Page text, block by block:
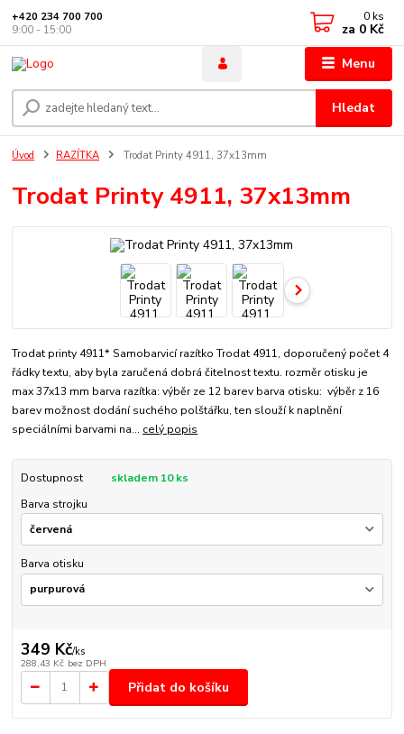
Menu
Hledat
+420 234 700 700
9:00 - 15:00
0 ks
za 0 Kč
Úvod RAZÍTKA Trodat Printy 4911, 37x13mm
Trodat Printy 4911, 37x13mm
Trodat printy 4911* Samobarvicí razítko Trodat 4911, doporučený počet 4
řádky textu, aby byla zaručená dobrá čitelnost textu. rozměr otisku je
max 37x13 mm barva razítka: výběr ze 12 barev barva otisku: výběr z 16
barev možnost dodání suchého polštářku, ten slouží k naplnění
speciálními barvami na... celý popis
Dostupnost
skladem 10 ks
Barva strojku
Barva otisku
349 Kč/ks
288,43 Kč bez DPH
Přidat do košíku